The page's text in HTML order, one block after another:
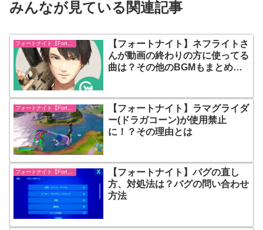
みんなが見ている関連記事
フォートナイト【Fortnite】
【フォートナイト】ネフライトさ
んが動画の終わりの方に使ってる
曲は？その他のBGMもまとめて
【フォートナイト】ラマグライダ
ー(ドラガコーン)が使用禁止
に！？その理由とは
フォートナイト【Fortnite】
【フォートナイト】バグの直し
方、対処法は？バグの問い合わせ
方法